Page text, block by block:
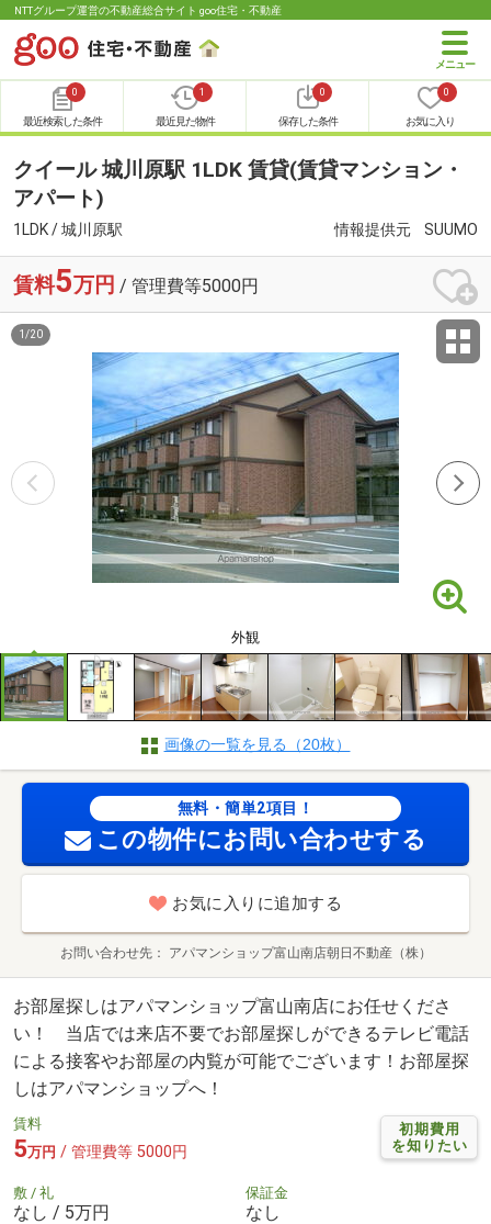
NTTグループ運営の不動産総合サイト goo住宅・不動産
0
最近検索した条件
1
最近見た物件
0
保存した条件
0
お気に入り
クイール 城川原駅 1LDK 賃貸(賃貸マンション・
アパート)
1LDK / 城川原駅 情報提供元 SUUMO
賃料5万円 / 管理費等5000円
外観
1 /20
画像の一覧を見る（20枚）
無料・簡単2項目！
この物件にお問い合わせする
お気に入りに追加する
お問い合わせ先 アパマンショップ富山南店朝日不動産（株）
お部屋探しはアパマンショップ富山南店にお任せくださ
い！ 当店では来店不要でお部屋探しができるテレビ電話
による接客やお部屋の内覧が可能でございます！お部屋探
しはアパマンショップへ！
初期費用
を知りたい
賃料
5万円 / 管理費等 5000円
敷 / 礼
なし / 5万円
保証金
なし